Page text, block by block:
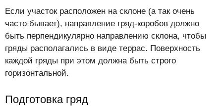
Если участок расположен на склоне (а так очень
часто бывает), направление гряд-коробов должно
быть перпендикулярно направлению склона, чтобы
гряды располагались в виде террас. Поверхность
каждой гряды при этом должна быть строго
горизонтальной.
Подготовка гряд